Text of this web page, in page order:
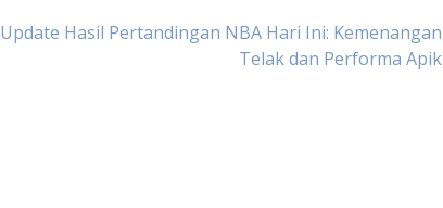
Update Hasil Pertandingan NBA Hari Ini: Kemenangan
Telak dan Performa Apik